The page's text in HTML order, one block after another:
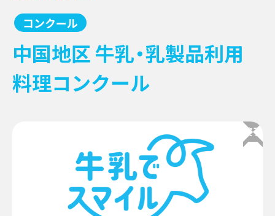
NEWS お知らせ →
新商品
EVENTイベント →
キャンペーン
→
コンクール
中国地区 牛乳・乳製品利用
料理コンクール